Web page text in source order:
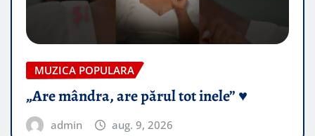
MUZICA POPULARA
„Are mândra, are părul tot inele” ♥️
admin aug. 9, 2026